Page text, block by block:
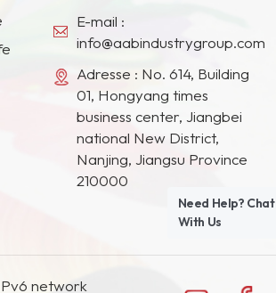
E-mail :
info@aabindustrygroup.com
Adresse : No. 614, Building
01, Hongyang times
business center, Jiangbei
national New District,
Nanjing, Jiangsu Province
210000
network
Need Help? Chat
With Us